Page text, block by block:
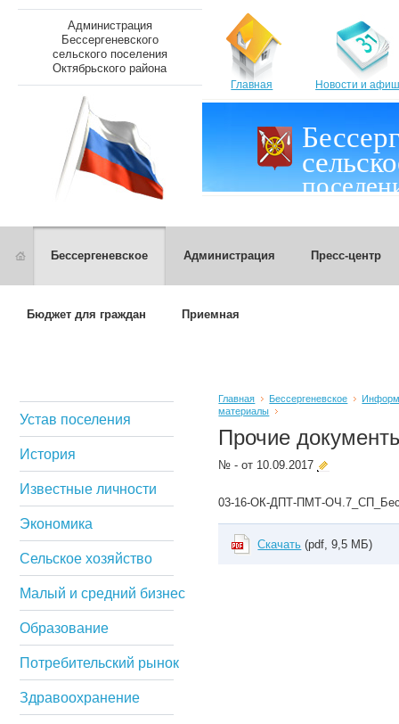
Администрация
Бессергеневского
сельского поселения
Октябрьского района
Главная Новости и
Бессергеневское Администрация Пресс-центр
Бюджет для граждан Приемная
Устав поселения
История
Известные личности
Экономика
Сельское хозяйство
Малый и средний бизнес
Образование
Потребительский рынок
Здравоохранение
Главная Бессергеневское
материалы
Прочие
№ - от 10.09.2017
03-16-ОК-ДПТ-ПМТ-
Скачать (pdf, 9,5 МБ)